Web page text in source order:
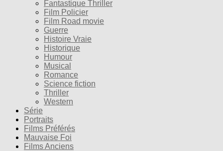
Fantastique Thriller
Film Policier
Film Road movie
Guerre
Histoire Vraie
Historique
Humour
Musical
Romance
Science fiction
Thriller
Western
Série
Portraits
Films Préférés
Mauvaise Foi
Films Anciens